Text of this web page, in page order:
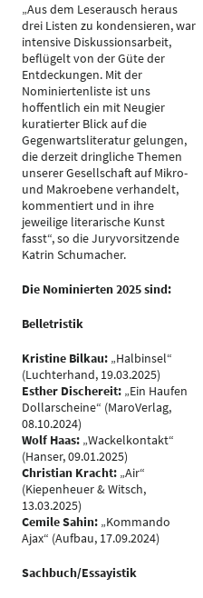
„Aus dem Leserausch heraus
drei Listen zu kondensieren, war
intensive Diskussionsarbeit,
beflügelt von der Güte der
Entdeckungen. Mit der
Nominiertenliste ist uns
hoffentlich ein mit Neugier
kuratierter Blick auf die
Gegenwartsliteratur gelungen,
die derzeit dringliche Themen
unserer Gesellschaft auf Mikro-
und Makroebene verhandelt,
kommentiert und in ihre
jeweilige literarische Kunst
fasst“, so die Juryvorsitzende
Katrin Schumacher.
Die Nominierten 2025 sind:
Belletristik
Kristine Bilkau: „Halbinsel“
(Luchterhand, 19.03.2025)
Esther Dischereit: „Ein Haufen
Dollarscheine“ (MaroVerlag,
08.10.2024)
Wolf Haas: „Wackelkontakt“
(Hanser, 09.01.2025)
Christian Kracht: „Air“
(Kiepenheuer & Witsch,
13.03.2025)
Cemile Sahin: „Kommando
Ajax“ (Aufbau, 17.09.2024)
Sachbuch/Essayistik